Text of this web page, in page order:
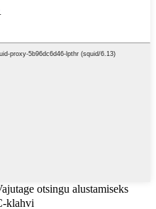
otsingu alustamiseks
klahvi